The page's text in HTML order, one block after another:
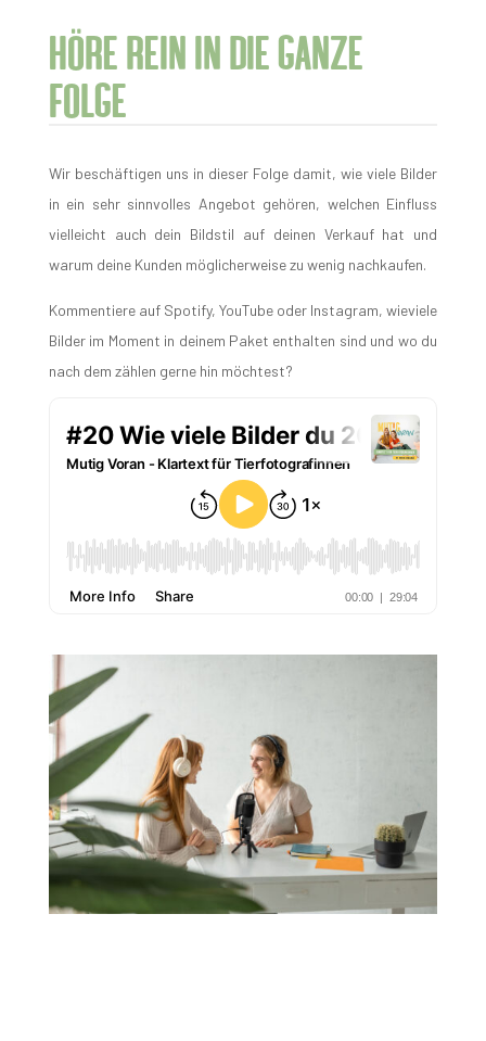
Höre Rein in die ganze
Folge
Wir beschäftigen uns in dieser Folge damit, wie viele Bilder
in ein sehr sinnvolles Angebot gehören, welchen Einfluss
vielleicht auch dein Bildstil auf deinen Verkauf hat und
warum deine Kunden möglicherweise zu wenig nachkaufen.
Kommentiere auf Spotify, YouTube oder Instagram, wieviele
Bilder im Moment in deinem Paket enthalten sind und wo du
nach dem zählen gerne hin möchtest?